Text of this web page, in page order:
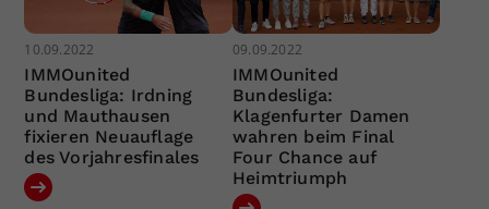
10.09.2022
IMMOunited
Bundesliga: Irdning
und Mauthausen
fixieren Neuauflage
des Vorjahresfinales
09.09.2022
IMMOunited
Bundesliga:
Klagenfurter Damen
wahren beim Final
Four Chance auf
Heimtriumph